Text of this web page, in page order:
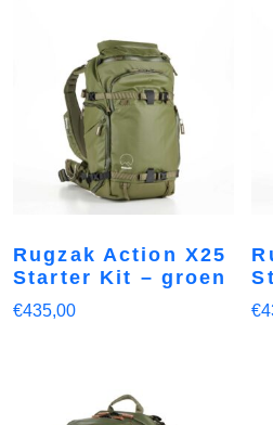
Rugzak Action X25
Starter Kit – groen
€435,00 €